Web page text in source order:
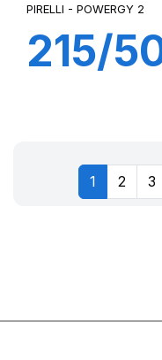
PIRELLI - POWERGY 2
215/
1 2 3